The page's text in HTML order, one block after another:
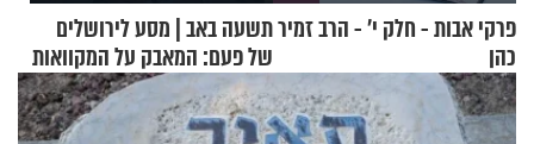
פרקי אבות - חלק י’ - הרב זמיר
כהן
תשעה באב | מסע לירושלים
של פעם: המאבק על המקוואות